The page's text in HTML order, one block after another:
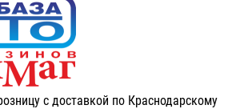
с доставкой по Краснодарскому